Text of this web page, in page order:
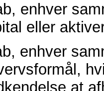
enhver
eller
enhver
at